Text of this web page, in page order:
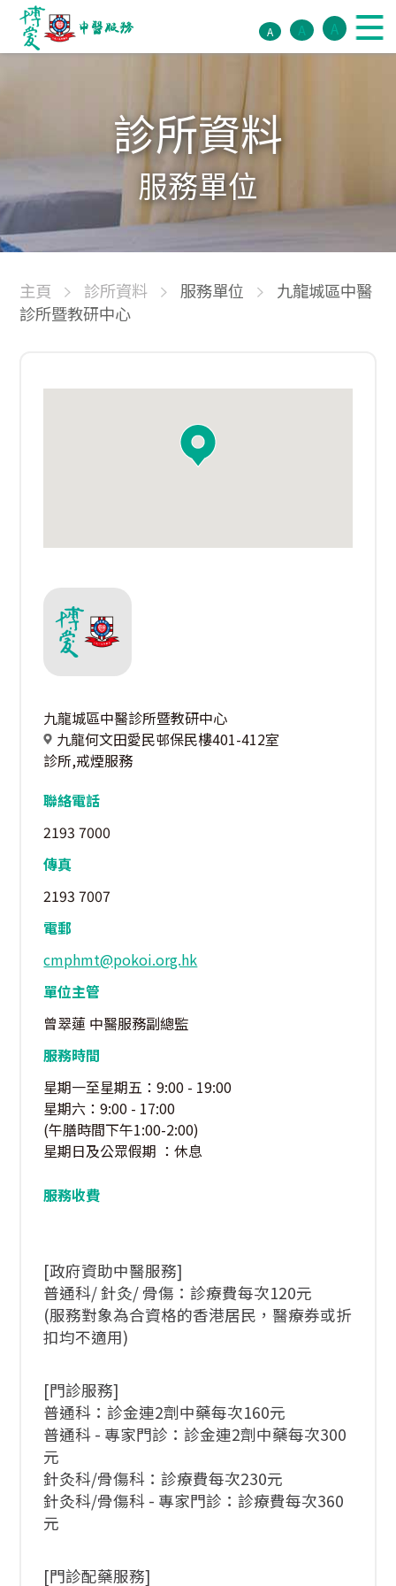
A A A
診所資料
服務單位
主頁 診所資料 服務單位
九龍城區中醫
診所暨教研中心
九龍城區中醫診所暨教研中心
九龍何文田愛民邨保民樓401-412室
診所,戒煙服務
聯絡電話
2193 7000
傳真
2193 7007
電郵
cmphmt@pokoi.org.hk
單位主管
曾翠蓮 中醫服務副總監
服務時間
星期一至星期五：9:00 - 19:00
星期六：9:00 - 17:00
(午膳時間下午1:00-2:00)
星期日及公眾假期 ：休息
服務收費
[政府資助中醫服務]
普通科/ 針灸/ 骨傷：診療費每次120元
(服務對象為合資格的香港居民，醫療券或折
扣均不適用)
[門診服務]
普通科：診金連2劑中藥每次160元
普通科 - 專家門診：診金連2劑中藥每次300
元
針灸科/骨傷科：診療費每次230元
針灸科/骨傷科 - 專家門診：診療費每次360
元
[門診配藥服務]